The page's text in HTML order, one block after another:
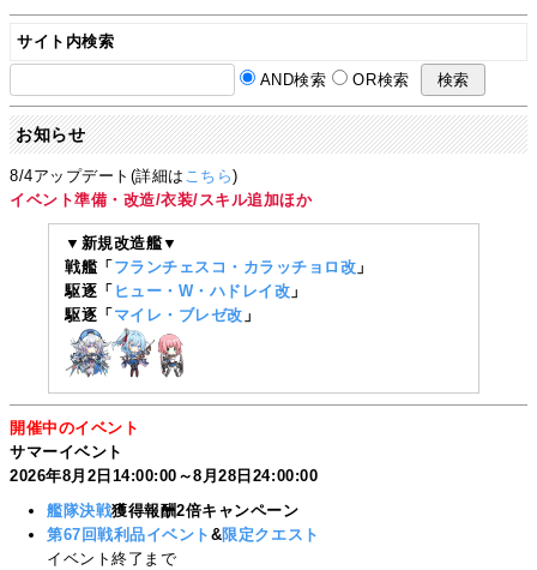
サイト内検索
AND検索 OR検索
お知らせ
8/4アップデート(詳細は こちら)
イベント準備・改造/衣装/スキル追加ほか
▼新規改造艦▼
戦艦「 フランチェスコ・カラッチョロ改 」
駆逐「 ヒュー・W・ハドレイ改 」
駆逐「 マイレ・ブレゼ改 」
開催中のイベント
サマーイベント
2026年8月2日14:00:00～8月28日24:00:00
艦隊決戦獲得報酬2倍キャンペーン
第67回戦利品イベント &限定クエスト
イベント終了まで